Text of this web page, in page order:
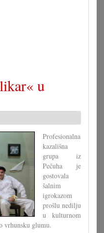
u
Profesionalna
kazališna
grupa iz
Pečuha je
gostovala
šalnim
igrokazom
prošlu nedilju
u kulturnom
vrhunsku glumu.